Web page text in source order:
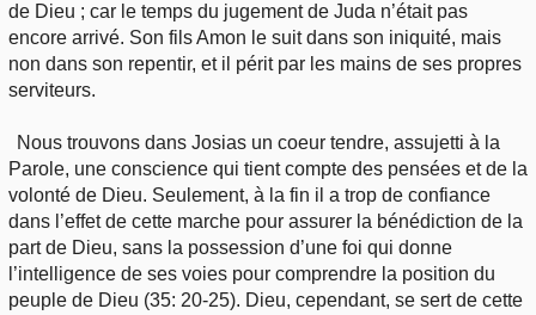
de Dieu ; car le temps du jugement de Juda n’était pas
encore arrivé. Son fils Amon le suit dans son iniquité, mais
non dans son repentir, et il périt par les mains de ses propres
serviteurs.
Nous trouvons dans Josias un coeur tendre, assujetti à la
Parole, une conscience qui tient compte des pensées et de la
volonté de Dieu. Seulement, à la fin il a trop de confiance
dans l’effet de cette marche pour assurer la bénédiction de la
part de Dieu, sans la possession d’une foi qui donne
l’intelligence de ses voies pour comprendre la position du
peuple de Dieu (35: 20-25). Dieu, cependant, se sert de cette